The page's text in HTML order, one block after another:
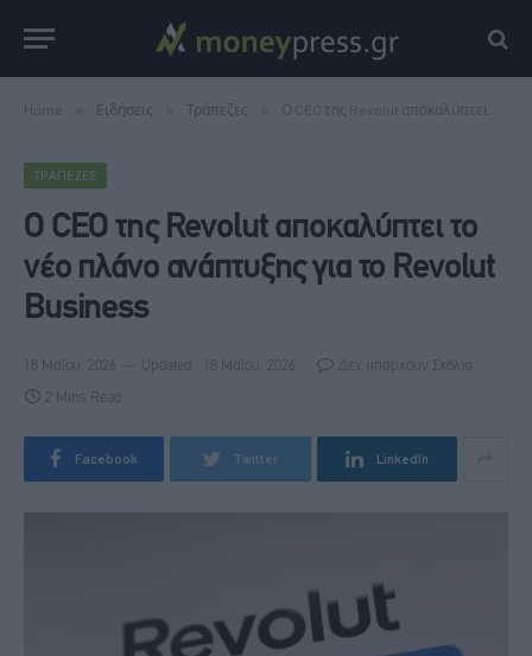
Home Ειδήσεις Τράπεζες Ο CEO της Revolut αποκαλύπτει το νέο πλάνο ανάπτυξης για το Revolut Business
ΤΡΆΠΕΖΕΣ
Ο CEO της Revolut αποκαλύπτει το
νέο πλάνο ανάπτυξης για το Revolut
Business
18 Μαΐου, 2026 Updated: 18 Μαΐου, 2026 Δεν υπάρχουν Σχόλια
2 Mins Read
Facebook Twitter LinkedIn